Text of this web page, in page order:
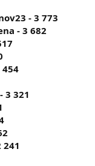
- 3 773
- 3 682
3 321
241